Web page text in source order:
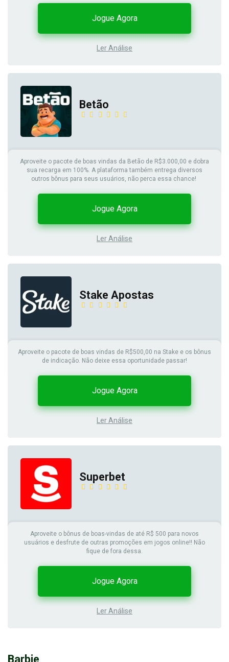
Ler Análise
Jogue Agora
Betão
Aproveite o pacote de boas vindas da Betão de R$3.000,00 e dobra
sua recarga em 100%. A plataforma também entrega diversos
outros bônus para seus usuários, não perca essa chance!
Ler Análise
Jogue Agora
Stake Apostas
Aproveite o pacote de boas vindas de R$500,00 na Stake e os bônus
de indicação. Não deixe essa oportunidade passar!
Ler Análise
Jogue Agora
Superbet
Aproveite o bônus de boas-vindas de até R$ 500 para novos
usuários e desfrute de outras promoções em jogos online!! Não
fique de fora dessa.
Ler Análise
Jogue Agora
Barbie